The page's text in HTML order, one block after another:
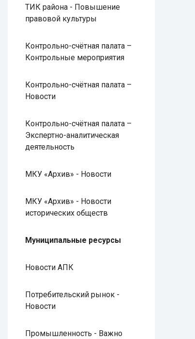
ТИК района - Повышение
правовой культуры
Контрольно-счётная палата –
Контрольные мероприятия
Контрольно-счётная палата –
Новости
Контрольно-счётная палата –
Экспертно-аналитическая
деятельность
МКУ «Архив» - Новости
МКУ «Архив» - Новости
исторических обществ
Муниципальные ресурсы
Новости АПК
Потребительский рынок -
Новости
Промышленность - Важно